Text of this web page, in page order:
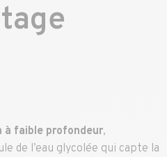
à faible profondeur,
de l’eau glycolée qui capte la